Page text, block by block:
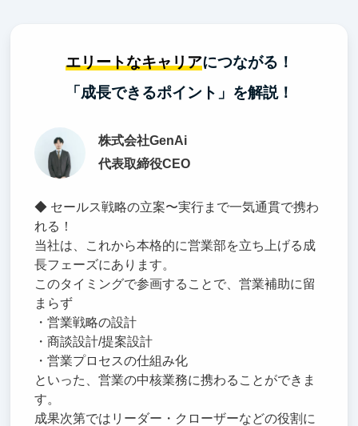
エリートなキャリアにつながる！
「成長できるポイント」を解説！
株式会社GenAi
代表取締役CEO
◆ セールス戦略の立案〜実行まで一気通貫で携わ
れる！
当社は、これから本格的に営業部を立ち上げる成
長フェーズにあります。
このタイミングで参画することで、営業補助に留
まらず
・営業戦略の設計
・商談設計/提案設計
・営業プロセスの仕組み化
といった、営業の中核業務に携わることができま
す。
成果次第ではリーダー・クローザーなどの役割に